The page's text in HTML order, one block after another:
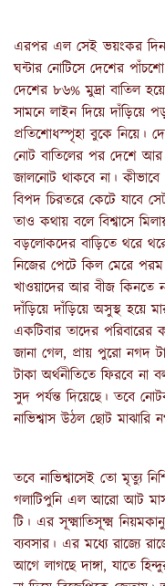
এরপর এল সেই ভয়ংকর দিন ৮
ঘন্টার নোটিসে দেশের
দেশের ৮৬% মুদ্রা বাতিল
সামনে লাইন দিয়ে
প্রতিশোধস্পৃহা বুকে নিয়ে।
নোট বাতিলের পর দেশে আর
জালনোট থাকবে না।
বিপদ চিরতরে কেটে যাবে
তাও কথায় বলে বিশ্বাসে
বড়লোকদের বাড়িতে থরে
নিজের পেটে কিল মেরে
খাওয়াদের আর বীজ কিনতে
দাঁড়িয়ে দাঁড়িয়ে অসুস্থ হয়ে
একটিবার তাদের পরিবারের
জানা গেল, প্রায় পুরো নগদ
টাকা অর্থনীতিতে ফিরবে না
সুদ পর্যন্ত দিয়েছে। তবে
নাভিশ্বাস উঠল ছোট মাঝারি
তবে নাভিশ্বাসেই তো মৃত্যু
গলাটিপুনি এল আরো আট
টি। এর সূক্ষ্মাতিসূক্ষ্ম
ব্যবসার। এর মধ্যে রাজ্যে
আগে লাগছে দাঙ্গা, যাতে